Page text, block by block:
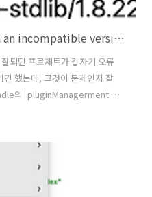
Module was compiled with an incompatible version of Kotlin. The binary version of its metadata is 1.8.0, expected version is 1.6.0.
되던 프로제트가 갑자기 오류
했는데, 그것이 문제인지 잘
의 pluginManagerment 내
니다.pluginManagement {
{ id